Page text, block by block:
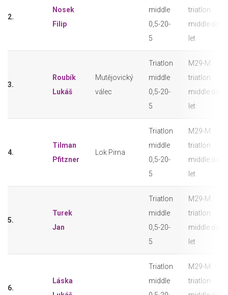
2.
Nosek
Filip
middle
0,5-20-
5
triatlon
middle do
let
3.
Roubík
Lukáš
Mutějovický
válec
Triatlon
middle
0,5-20-
5
M29-M
triatlon
middle do
let
4.
Tilman
Pfitzner
Lok Pirna
Triatlon
middle
0,5-20-
5
M29-M
triatlon
middle do
let
5.
Turek
Jan
Triatlon
middle
0,5-20-
5
M29-M
triatlon
middle do
let
6.
Láska
Triatlon
middle
M29-M
triatlon